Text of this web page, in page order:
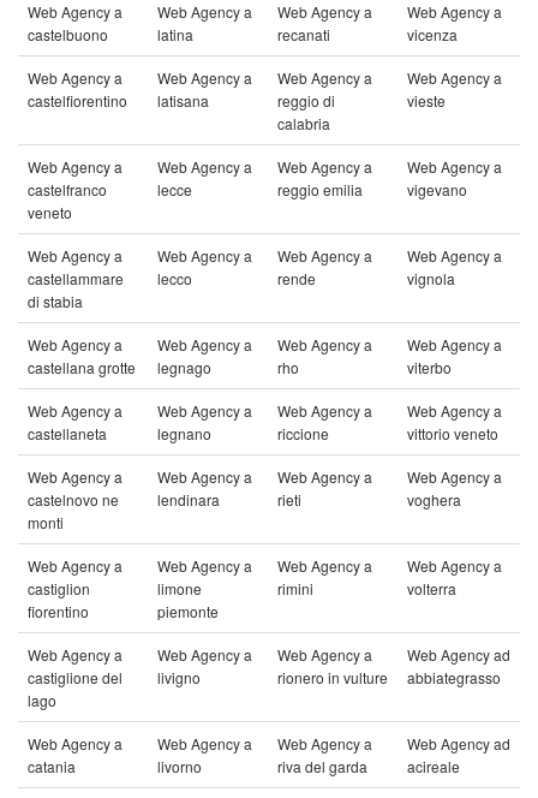
Web Agency a
castelbuono
Web Agency a
latina
Web Agency a
recanati
Web Agency a
vicenza
Web Agency a
castelfiorentino
Web Agency a
latisana
Web Agency a
reggio di
calabria
Web Agency a
vieste
Web Agency a
castelfranco
veneto
Web Agency a
lecce
Web Agency a
reggio emilia
Web Agency a
vigevano
Web Agency a
castellammare
di stabia
Web Agency a
lecco
Web Agency a
rende
Web Agency a
vignola
Web Agency a
castellana grotte
Web Agency a
legnago
Web Agency a
rho
Web Agency a
viterbo
Web Agency a
castellaneta
Web Agency a
legnano
Web Agency a
riccione
Web Agency a
vittorio veneto
Web Agency a
castelnovo ne
monti
Web Agency a
lendinara
Web Agency a
rieti
Web Agency a
voghera
Web Agency a
castiglion
fiorentino
Web Agency a
limone
piemonte
Web Agency a
rimini
Web Agency a
volterra
Web Agency a
castiglione del
lago
Web Agency a
livigno
Web Agency a
rionero in vulture
Web Agency ad
abbiategrasso
Web Agency a
catania
Web Agency a
livorno
Web Agency a
riva del garda
Web Agency ad
acireale